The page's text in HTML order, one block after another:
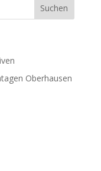
Oberhausen